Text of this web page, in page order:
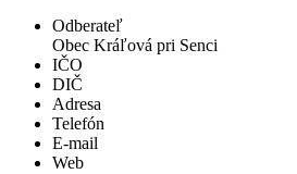
Odberateľ
Obec Kráľová pri Senci
IČO
DIČ
Adresa
Telefón
E-mail
Web